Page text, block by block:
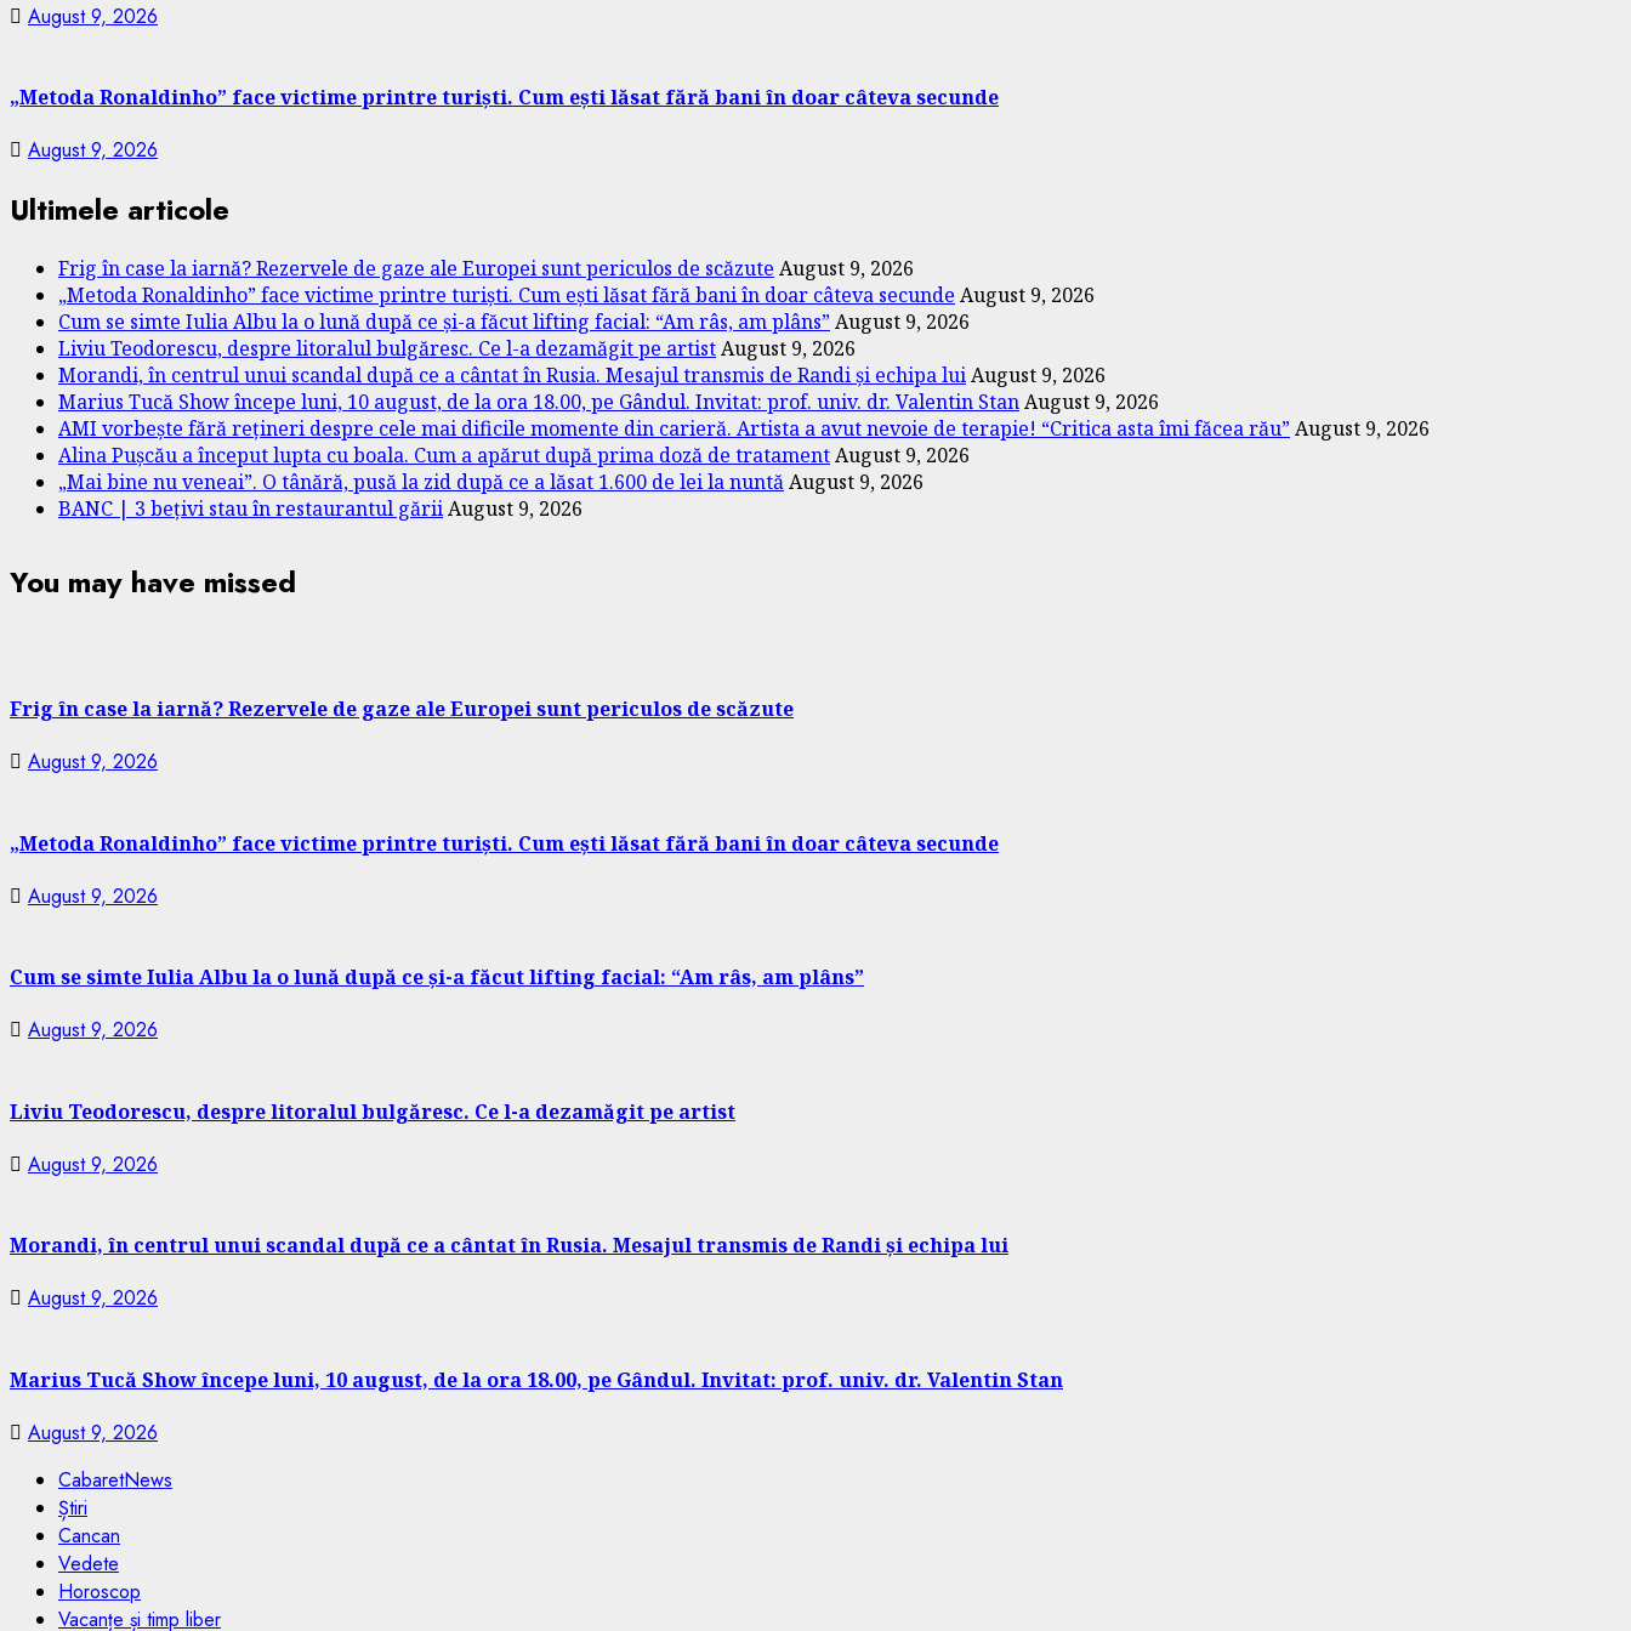
August 9, 2026
„Metoda Ronaldinho” face victime printre turiști. Cum ești lăsat fără bani în doar câteva secunde
August 9, 2026
Ultimele articole
Frig în case la iarnă? Rezervele de gaze ale Europei sunt periculos de scăzute August 9, 2026
„Metoda Ronaldinho” face victime printre turiști. Cum ești lăsat fără bani în doar câteva secunde August 9, 2026
Cum se simte Iulia Albu la o lună după ce și-a făcut lifting facial: “Am râs, am plâns”August 9, 2026
Liviu Teodorescu, despre litoralul bulgăresc. Ce l-a dezamăgit pe artistAugust 9, 2026
Morandi, în centrul unui scandal după ce a cântat în Rusia. Mesajul transmis de Randi și echipa luiAugust 9, 2026
Marius Tucă Show începe luni, 10 august, de la ora 18.00, pe Gândul. Invitat: prof. univ. dr. Valentin StanAugust 9, 2026
AMI vorbește fără rețineri despre cele mai dificile momente din carieră. Artista a avut nevoie de terapie! “Critica asta îmi făcea rău”August 9, 2026
Alina Pușcău a început lupta cu boala. Cum a apărut după prima doză de tratamentAugust 9, 2026
„Mai bine nu veneai”. O tânără, pusă la zid după ce a lăsat 1.600 de lei la nuntăAugust 9, 2026
BANC | 3 bețivi stau în restaurantul găriiAugust 9, 2026
You may have missed
Frig în case la iarnă? Rezervele de gaze ale Europei sunt periculos de scăzute
August 9, 2026
„Metoda Ronaldinho” face victime printre turiști. Cum ești lăsat fără bani în doar câteva secunde
August 9, 2026
Cum se simte Iulia Albu la o lună după ce și-a făcut lifting facial: “Am râs, am plâns”
August 9, 2026
Liviu Teodorescu, despre litoralul bulgăresc. Ce l-a dezamăgit pe artist
August 9, 2026
Morandi, în centrul unui scandal după ce a cântat în Rusia. Mesajul transmis de Randi și echipa lui
August 9, 2026
Marius Tucă Show începe luni, 10 august, de la ora 18.00, pe Gândul. Invitat: prof. univ. dr. Valentin Stan
August 9, 2026
CabaretNews
Știri
Cancan
Vedete
Horoscop
Vacanțe și timp liber